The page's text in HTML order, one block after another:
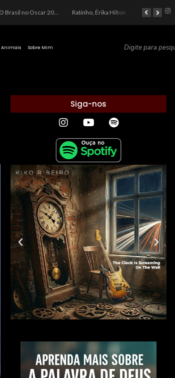
O Brasil no Oscar 2026: Entre a Cota do Politicamente Correto e a Realidade das Telas Ratinho, Érika Hilton e a Farsa Política: Quem Ganha com o Barulho no País de Bobson?
Animais Sobre Mim
Siga-nos